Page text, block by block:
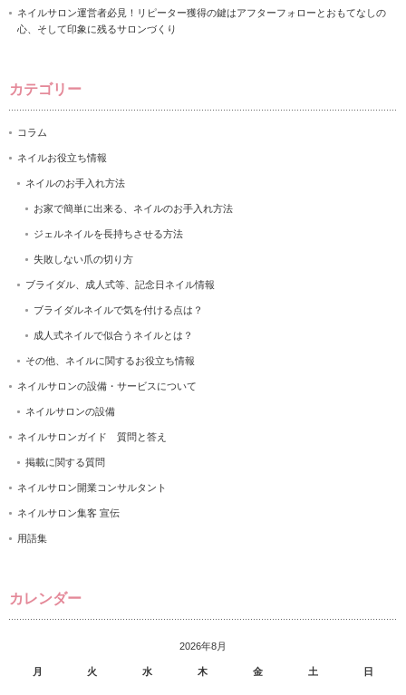
ネイルサロン運営者必見！リピーター獲得の鍵はアフターフォローとおもてなしの
心、そして印象に残るサロンづくり
カテゴリー
コラム
ネイルお役立ち情報
ネイルのお手入れ方法
お家で簡単に出来る、ネイルのお手入れ方法
ジェルネイルを長持ちさせる方法
失敗しない爪の切り方
ブライダル、成人式等、記念日ネイル情報
ブライダルネイルで気を付ける点は？
成人式ネイルで似合うネイルとは？
その他、ネイルに関するお役立ち情報
ネイルサロンの設備・サービスについて
ネイルサロンの設備
ネイルサロンガイド 質問と答え
掲載に関する質問
ネイルサロン開業コンサルタント
ネイルサロン集客 宣伝
用語集
カレンダー
2026年8月
月 火 水 木 金 土 日